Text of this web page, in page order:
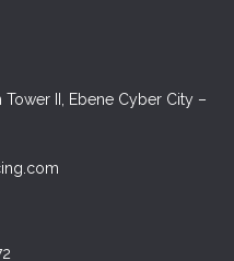
II, Ebene Cyber City –